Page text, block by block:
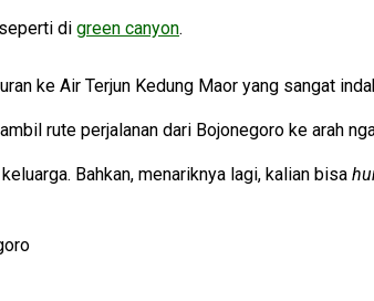
di green canyon.
ke Air Terjun Kedung Maor yang sangat
rute perjalanan dari Bojonegoro ke arah
Bahkan, menariknya lagi, kalian bisa